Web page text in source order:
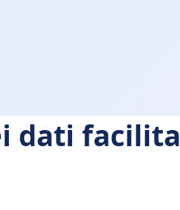
dati facilita